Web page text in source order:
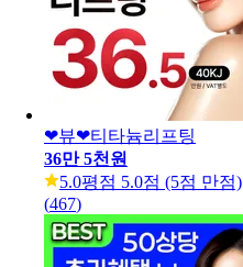
❤뷰❤티타늄리프팅
36만 5천원
5.0평점 5.0점 (5점 만점)
(467)